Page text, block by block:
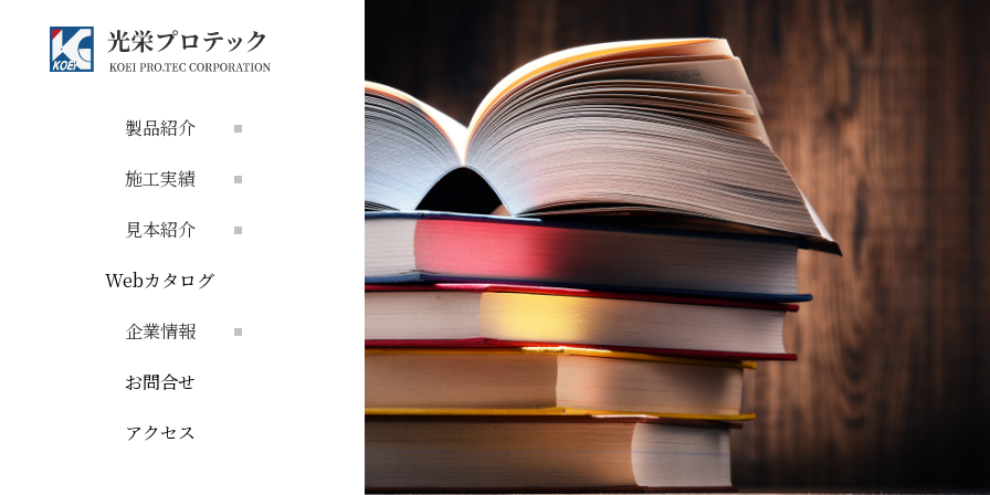
製品紹介
施工実績
見本紹介
Webカタログ
企業情報
お問合せ
アクセス